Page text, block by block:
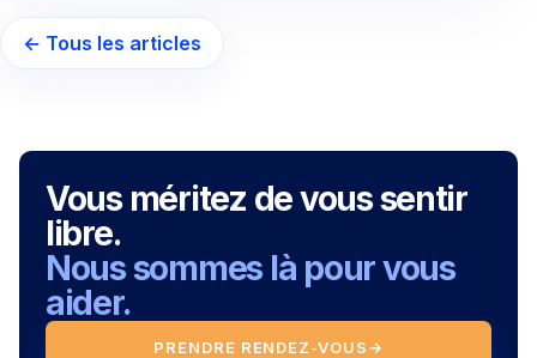
← Tous les articles
Vous méritez de vous sentir
libre.
Nous sommes là pour vous
aider.
PRENDRE RENDEZ-VOUS→